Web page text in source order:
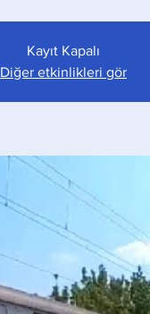
Kayıt Kapalı
Diğer etkinlikleri gör